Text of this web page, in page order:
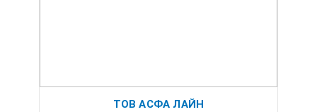
ТОВ АСФА ЛАЙН